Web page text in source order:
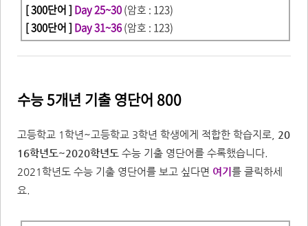
[ 300단어] Day 25~30(암호 : 123)
[ 300단어] Day 31~36(암호 : 123)
수능 5개년 기출 영단어 800
고등학교 1학년~고등학교 3학년 학생에게 적합한 학습지로,
20
16학년도~2020학년도 수능 기출 영단어를 수록했습니다.
2021학년도 수능 기출 영단어를 보고 싶다면 여기 를 클릭하세
요.